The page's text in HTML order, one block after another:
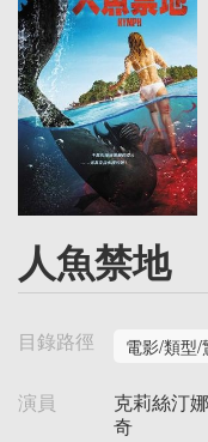
人魚禁地
目錄路徑 電影/類型/
演員
克莉絲汀
奇